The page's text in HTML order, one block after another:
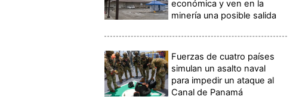
económica y ven en la
minería una posible salida
Fuerzas de cuatro países
simulan un asalto naval
para impedir un ataque al
Canal de Panamá